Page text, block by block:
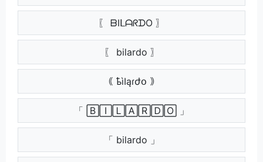
〖 ᗷIᒪᗩᖇᗪO 〗
〖 bilardo 〗
｟ ҍìӀąɾժօ ｠
「 🄱🄸🄻🄰🅁🄳🄾 」
「 bilardo 」